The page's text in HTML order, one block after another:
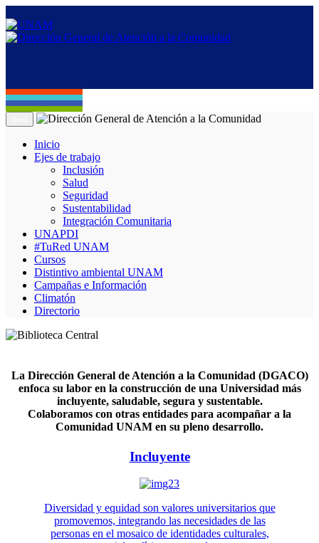
Inicio
Ejes de trabajo
Inclusión
Salud
Seguridad
Sustentabilidad
Integración Comunitaria
UNAPDI
#TuRed UNAM
Cursos
Distintivo ambiental UNAM
Campañas e Información
Climatón
Directorio
La Dirección General de Atención a la Comunidad (DGACO)
enfoca su labor en la construcción de una Universidad más
incluyente, saludable, segura y sustentable.
Colaboramos con otras entidades para acompañar a la
Comunidad UNAM en su pleno desarrollo.
Incluyente
Diversidad y equidad son valores universitarios que
promovemos, integrando las necesidades de las
personas en el mosaico de identidades culturales,